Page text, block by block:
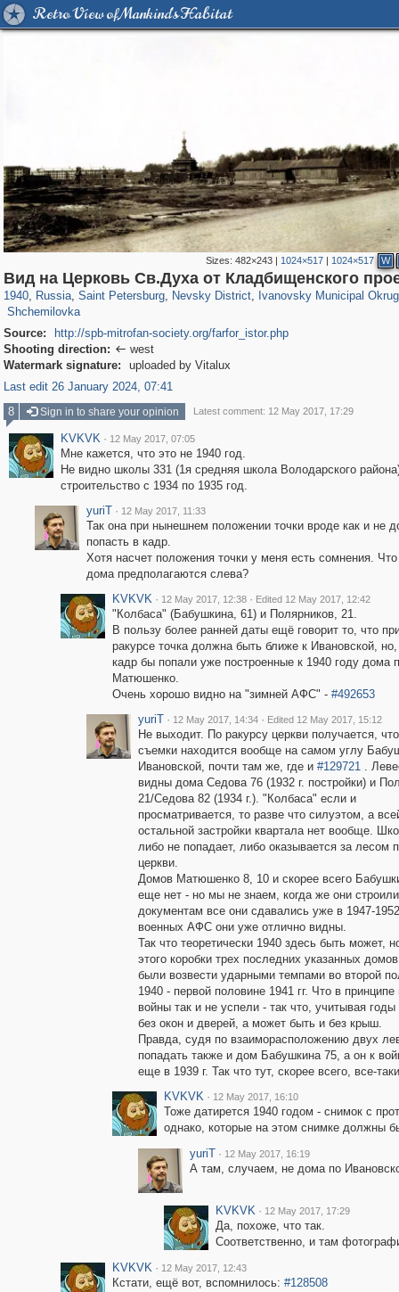
Retro View of Mankind's Habitat
Sizes: 482×243| 1024×517| 1024×517 W
Вид на Церковь Св.Духа от Кладбищенского
1940, Russia
1,405,774 29,243
, Saint Petersburg
197,057 5,709
, Nevsky District
8,606 134
, Ivanovsky Municipal Okrug
2,464 44
Shchemilovka
31
Source:
http://spb-mitrofan-society.org/farfor_istor.php
Shooting direction:  west
Watermark signature:
uploaded by Vitalux
Last edit 26 January 2024, 07:41
8
Sign in to share your opinion Latest comment: 12 May 2017, 17:29
KVKVK · 12 May 2017, 07:05
Мне кажется, что это не 1940 год.
Не видно школы 331 (1я средняя школа Володарского
строительство с 1934 по 1935 год.
yuriT · 12 May 2017, 11:33
Так она при нынешнем положении точки вроде как и не
попасть в кадр.
Хотя насчет положения точки у меня есть сомнения. Что
дома предполагаются слева?
KVKVK · 12 May 2017, 12:38 · Edited 12 May 2017, 12:42
"Колбаса" (Бабушкина, 61) и Полярников, 21.
В пользу более ранней даты ещё говорит то, что
ракурсе точка должна быть ближе к Ивановской, но,
кадр бы попали уже построенные к 1940 году дома
Матюшенко.
Очень хорошо видно на "зимней АФС" - #492653
yuriT · 12 May 2017, 14:34 · Edited 12 May 2017, 15:12
Не выходит. По ракурсу церкви получается,
съемки находится вообще на самом углу
Ивановской, почти там же, где и #129721.
видны дома Седова 76 (1932 г. постройки) и
21/Седова 82 (1934 г.). "Колбаса" если и
просматривается, то разве что силуэтом, а
остальной застройки квартала нет вообще.
либо не попадает, либо оказывается за лесом
церкви.
Домов Матюшенко 8, 10 и скорее всего
еще нет - но мы не знаем, когда же они
документам все они сдавались уже в 1947-1952
военных АФС они уже отлично видны.
Так что теоретически 1940 здесь быть может,
этого коробки трех последних указанных
были возвести ударными темпами во второй
1940 - первой половине 1941 гг. Что в
войны так и не успели - так что, учитывая
без окон и дверей, а может быть и без крыш.
Правда, судя по взаиморасположению двух
попадать также и дом Бабушкина 75, а он к
еще в 1939 г. Так что тут, скорее всего, все-
KVKVK · 12 May 2017, 16:10
Тоже датирется 1940 годом - снимок с
однако, которые на этом снимке должны
yuriT · 12 May 2017, 16:19
А там, случаем, не дома по
KVKVK · 12 May 2017, 17:29
Да, похоже, что так.
Соответственно, и там
KVKVK · 12 May 2017, 12:43
Кстати, ещё вот, вспомнилось: #128508